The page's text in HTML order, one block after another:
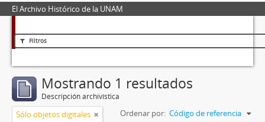
El Archivo Histórico de la UNAM
Filtros
Mostrando 1 resultados
Descripción archivística
Sólo objetos digitales Ordenar por: Código de referencia